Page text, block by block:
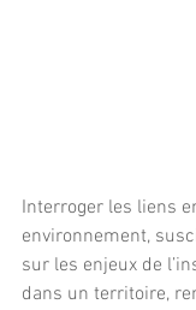
Interroger les liens
environnement,
sur les enjeux de
dans un territoire,